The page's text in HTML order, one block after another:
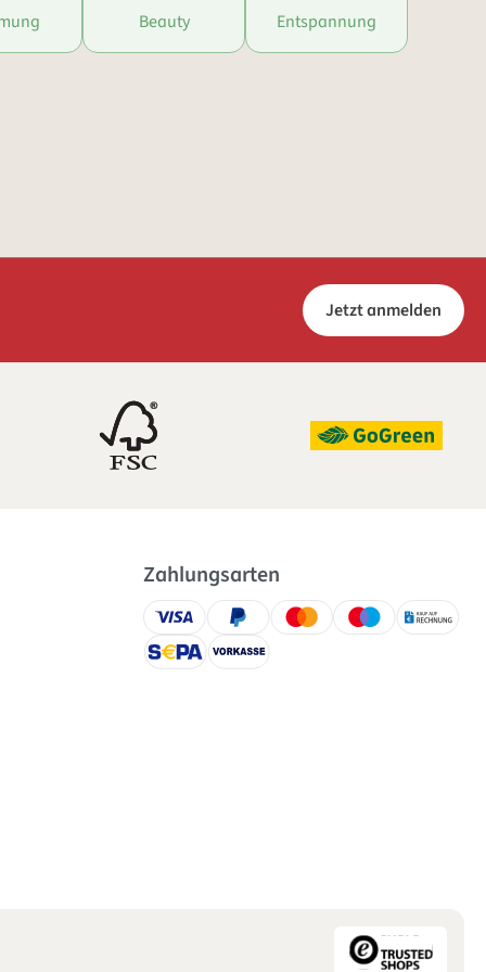
Beauty Entspannung
Jetzt anmelden
Zahlungsarten